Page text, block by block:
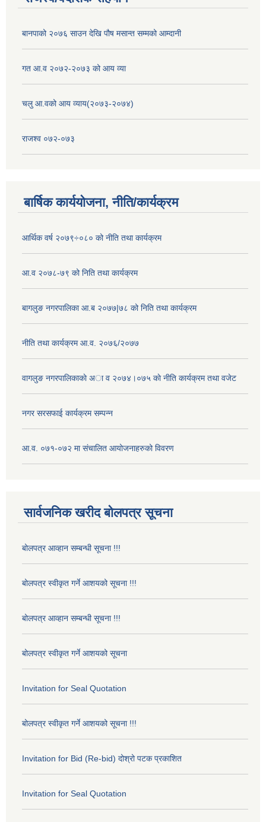
बानपाको २०७६ साउन देखि पौष मसान्त सम्मको आम्दानी
गत आ.व २०७२-२०७३ को आय व्या
चलु आ.वको आय व्याय(२०७३-२०७४)
राजश्व ०७२-०७३
बार्षिक कार्ययोजना, नीति/कार्यक्रम
आर्थिक वर्ष २०७९÷०८० को नीति तथा कार्यक्रम
आ.व २०७८-७९ को निति तथा कार्यक्रम
बागलुङ नगरपालिका आ.ब २०७७|७८ को निति तथा कार्यक्रम
नीति तथा कार्यक्रम आ.व. २०७६/२०७७
वागलुङ नगरपालिकाकाे अा‍ व २०७४।०७५ काे नीति कार्यक्रम तथा वजेट
नगर सरसफाई कार्यक्रम सम्पन्न
आ.व. ०७१-०७२ मा संचालित आयोजनाहरुको विवरण
सार्वजनिक खरीद बोलपत्र सूचना
बोलपत्र आव्हान सम्बन्धी सूचना !!!
बोलपत्र स्वीकृत गर्ने आशयको सूचना !!!
बोलपत्र आव्हान सम्बन्धी सूचना !!!
बोलपत्र स्वीकृत गर्ने आशयको सूचना
Invitation for Seal Quotation
बोलपत्र स्वीकृत गर्ने आशयको सूचना !!!
Invitation for Bid (Re-bid) दोश्रो पटक प्रकाशित
Invitation for Seal Quotation